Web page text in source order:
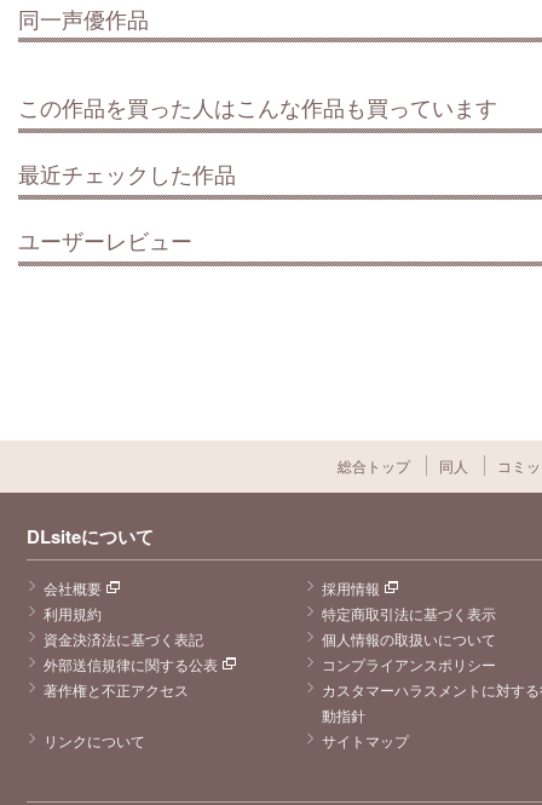
同一声優作品
この作品を買った人はこんな作品も買っています
最近チェックした作品
ユーザーレビュー
総合トップ 同人 コミ
DLsiteについて
会社概要
採用情報
利用規約
特定商取引法に基づく表示
資金決済法に基づく表記
個人情報の取扱いについて
外部送信規律に関する公表
コンプライアンスポリシー
著作権と不正アクセス
カスタマーハラスメントに対す
動指針
リンクについて
サイトマップ